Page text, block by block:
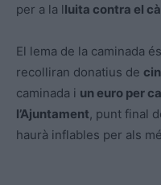
per a la lluita contra el
El lema de la caminada és
recolliran donatius de
caminada i un euro per
l’Ajuntament, punt final
haurà inflables per als